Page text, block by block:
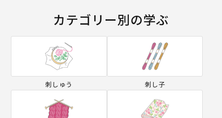
カテゴリー別の学ぶ
刺しゅう 刺し子